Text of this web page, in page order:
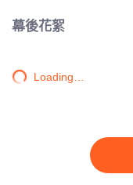
幕後花絮
Loading…